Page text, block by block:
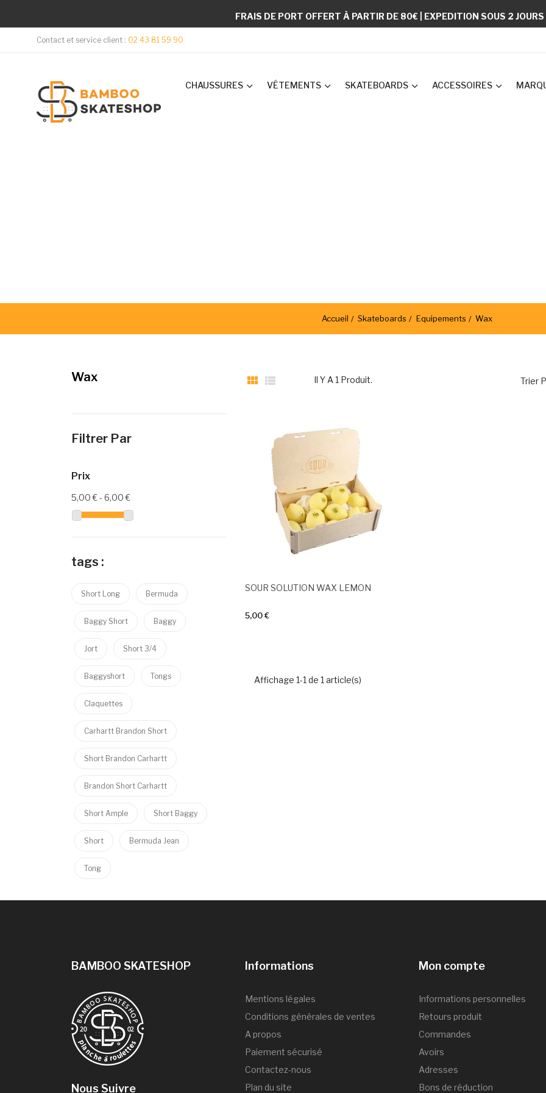
FRAIS DE PORT OFFERT À PARTIR DE 80€ | EXPEDITION SOUS 2 JOURS
Contact et service client : 02 43 81 59 90
CHAUSSURES VÊTEMENTS SKATEBOARDS ACCESSOIRES
Accueil Skateboards Equipements Wax
Wax
Filtrer Par
Prix
5,00 € - 6,00 €
tags :
Short Long Bermuda
Baggy Short Baggy
Jort Short 3/4
Baggyshort Tongs
Claquettes
Carhartt Brandon Short
Short Brandon Carhartt
Brandon Short Carhartt
Short Ample Short Baggy
Short Bermuda Jean
Tong
  Il Y A 1 Produit. Trier
SOUR SOLUTION WAX LEMON
5,00 €
Affichage 1-1 de 1 article(s)
BAMBOO SKATESHOP
Nous Suivre
Informations
Mentions légales
Conditions générales de ventes
A propos
Paiement sécurisé
Contactez-nous
Plan du site
Mon compte
Informations personnelles
Retours produit
Commandes
Avoirs
Adresses
Bons de réduction